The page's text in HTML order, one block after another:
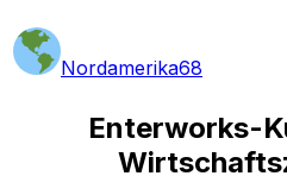
Nordamerika68
Enterworks-